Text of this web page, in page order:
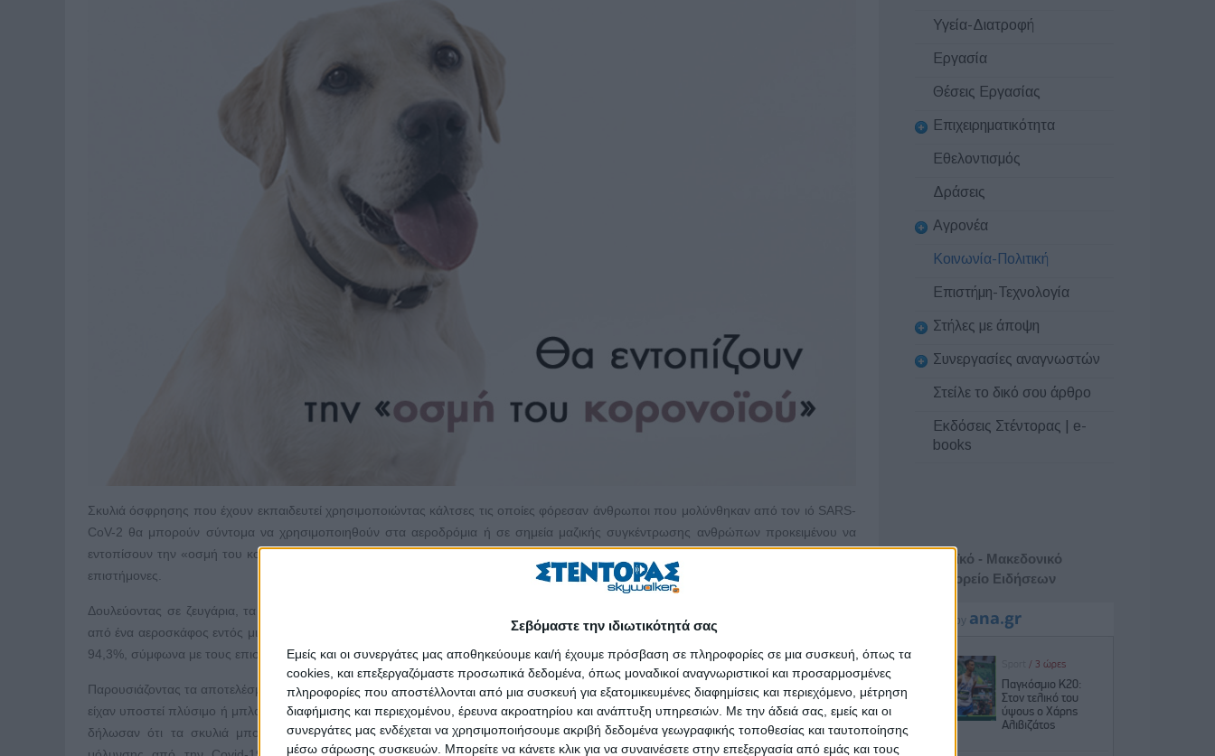
Σεβόμαστε την ιδιωτικότητά σας
Εμείς και οι συνεργάτες μας αποθηκεύουμε και/ή έχουμε πρόσβαση σε πληροφορίες σε μια συσκευή, όπως τα
cookies, και επεξεργαζόμαστε προσωπικά δεδομένα, όπως μοναδικοί αναγνωριστικοί και προσαρμοσμένες
πληροφορίες που αποστέλλονται από μια συσκευή για εξατομικευμένες διαφημίσεις και περιεχόμενο, μέτρηση
διαφήμισης και περιεχομένου, έρευνα ακροατηρίου και ανάπτυξη υπηρεσιών. Με την άδειά σας, εμείς και οι
συνεργάτες μας ενδέχεται να χρησιμοποιήσουμε ακριβή δεδομένα γεωγραφικής τοποθεσίας και ταυτοποίησης
μέσω σάρωσης συσκευών. Μπορείτε να κάνετε κλικ για να συναινέσετε στην επεξεργασία από εμάς και τους
Σκυλιά όσφρησης που έχουν εκπαιδευτεί χρησιμοποιώντας κάλτσες τις οποίες φόρεσαν άνθρωποι που μολύνθηκαν από τον ιό SARS-
CoV-2 θα μπορούν σύντομα να χρησιμοποιηθούν στα αεροδρόμια ή σε σημεία μαζικής συγκέντρωσης ανθρώπων προκειμένου να
εντοπίσουν την «οσμή του κορονοϊού» στους ανθρώπους οι οποίοι νοσούν από την Covid-19, όπως ανακοίνωσαν σήμερα Βρετανοί
επιστήμονες.
Δουλεύοντας σε ζευγάρια, τα εκπαιδευμένα σκυλιά μπορούν να ερευνήσουν μέσω της όσφρησής τους τους επιβάτες που βγαίνουν
από ένα αεροσκάφος εντός μισής ώρας, ενώ μπορούν να εντοπίσουν όσους έχουν μολυνθεί με ποσοστό ευαισθησίας μεγαλύτερο του
94,3%, σύμφωνα με τους επιστήμονες.
Παρουσιάζοντας τα αποτελέσματα μιας έρευνας πρώιμου σταδίου με την επεξεργασία 3.500 δειγμάτων μυρωδιάς από κάλτσες που δεν
είχαν υποστεί πλύσιμο ή μπλουζάκια τα οποία φόρεσαν άνθρωποι που νόσησαν και εργαζόμενοι στον χώρο της υγείας, οι επιστήμονες
δήλωσαν ότι τα σκυλιά μπορούν να εντοπίσουν τόσο ασυμπτωματικά περιστατικά, όσο και περιστατικά με ήπια συμπτώματα
Υγεία-Διατροφή
Εργασία
Θέσεις Εργασίας
Επιχειρηματικότητα
Εθελοντισμός
Δράσεις
Αγρονέα
Κοινωνία-Πολιτική
Επιστήμη-Τεχνολογία
Στήλες με άποψη
Συνεργασίες αναγνωστών
Στείλε το δικό σου άρθρο
Εκδόσεις Στέντορας | e-
books
Αθηναϊκό - Μακεδονικό
Πρακτορείο Ειδήσεων